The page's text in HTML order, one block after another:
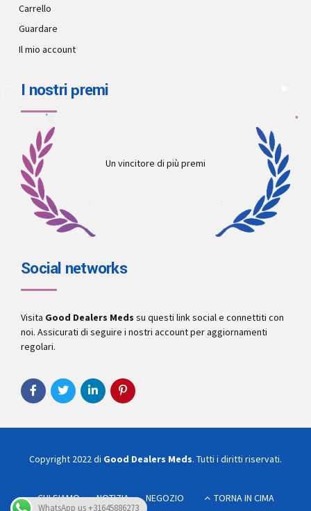
Carrello
Guardare
Il mio account
I nostri premi
Un vincitore di più premi
Social networks
Visita Good Dealers Meds su questi link social e connettiti con
noi. Assicurati di seguire i nostri account per aggiornamenti
regolari.
Copyright 2022 di Good Dealers Meds. Tutti i diritti riservati.
CHI SIAMO NOTIZIA NEGOZIO TORNA IN CIMA
WhatsApp us +31645886273